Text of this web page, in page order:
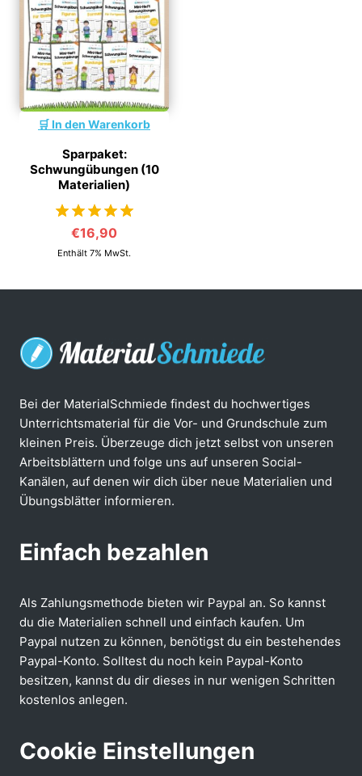
In den Warenkorb
Sparpaket:
Schwungübungen (10
Materialien)
von 5
€16,90
Enthält 7% MwSt.
Bei der MaterialSchmiede findest du hochwertiges
Unterrichtsmaterial für die Vor- und Grundschule zum
kleinen Preis. Überzeuge dich jetzt selbst von unseren
Arbeitsblättern und folge uns auf unseren Social-
Kanälen, auf denen wir dich über neue Materialien und
Übungsblätter informieren.
Einfach bezahlen
Als Zahlungsmethode bieten wir Paypal an. So kannst
du die Materialien schnell und einfach kaufen. Um
Paypal nutzen zu können, benötigst du ein bestehendes
Paypal-Konto. Solltest du noch kein Paypal-Konto
besitzen, kannst du dir dieses in nur wenigen Schritten
kostenlos anlegen.
Cookie Einstellungen